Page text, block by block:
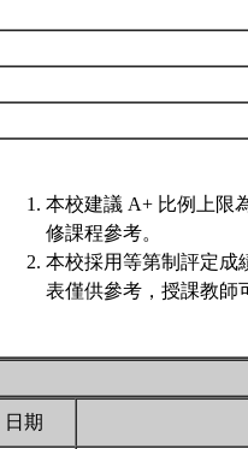
本校建議 A+ 比例上限
修課程參考。
本校採用等第制評定成
表僅供參考，授課教師
日期